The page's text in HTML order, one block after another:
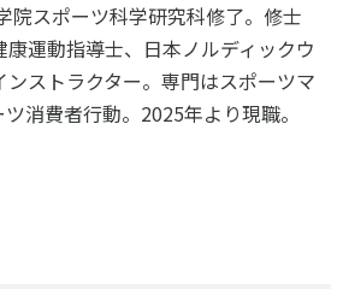
個人情報保護方針
ソーシャルメディア運営方針
© 2020
の連携
院スポーツ科学研究科修了。修士
康運動指導士、日本ノルディックウ
ンストラクター。専門はスポーツマ
消費者行動。2025年より現職。